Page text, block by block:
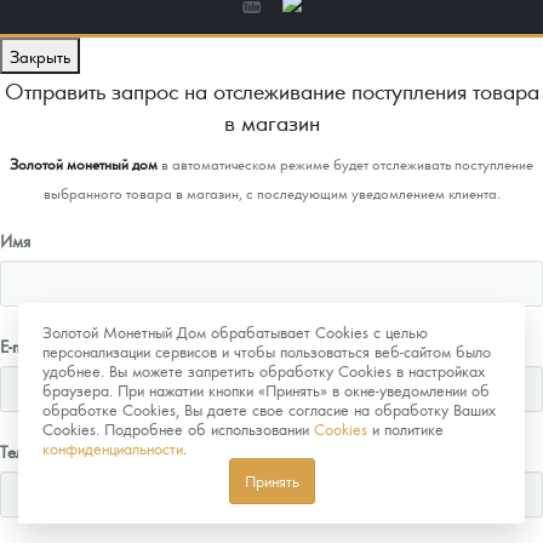
Золотой Монетный Дом обрабатывает Cookies с целью
персонализации сервисов и чтобы пользоваться веб-сайтом было
удобнее. Вы можете запретить обработку Cookies в настройках
браузера. При нажатии кнопки «Принять» в окне-уведомлении об
обработке Cookies, Вы даете свое согласие на обработку Ваших
Cookies. Подробнее об использовании Cookies и политике
конфиденциальности
Принять
Закрыть
Отправить запрос на отслеживание поступления товара
в магазин
Золотой монетный домв автоматическом режиме будет отслеживать поступление
выбранного товара в магазин, с последующим уведомлением клиента.
Имя
E-mail
Телефон